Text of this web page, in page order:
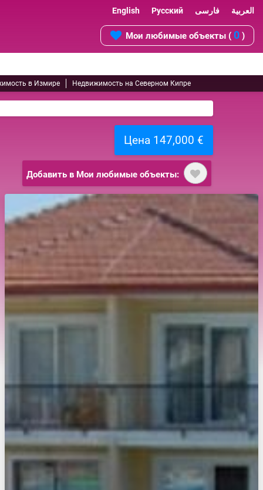
English Русский فارسی العربية
Мои любимые объекты ( 0 )
в Измире Недвижимость на Северном Кипре
Цена 147,000 €
Добавить в Мои любимые объекты: